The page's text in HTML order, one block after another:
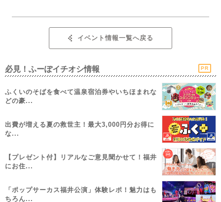
イベント情報一覧へ戻る
必見！ふーぽイチオシ情報 PR
ふくいのそばを食べて温泉宿泊券やいちほまれな
どの豪...
出費が増える夏の救世主！最大3,000円分お得に
な...
【プレゼント付】リアルなご意見聞かせて！福井
にお住...
「ポップサーカス福井公演」体験レポ！魅力はも
ちろん...